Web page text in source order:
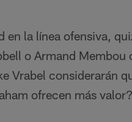
en la línea ofensiva,
o Armand Membou
Vrabel considerarán
ofrecen más